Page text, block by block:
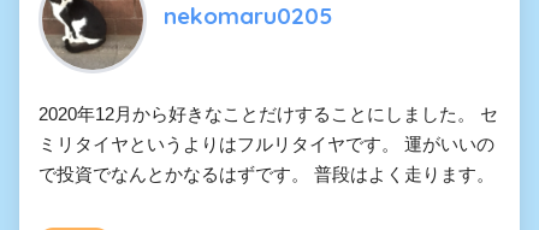
nekomaru0205
2020年12月から好きなことだけすることにしました。 セ
ミリタイヤというよりはフルリタイヤです。 運がいいの
で投資でなんとかなるはずです。 普段はよく走ります。